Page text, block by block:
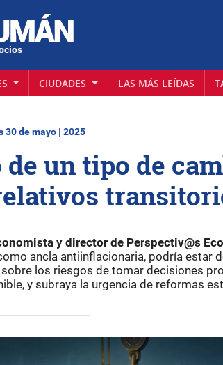
CIUDADES LAS MÁS LEÍDAS
30 de mayo | 2025
de un tipo de
y director de Perspectiv@s
ancla antiinflacionaria, podría estar
los riesgos de tomar decisiones
y subraya la urgencia de reformas